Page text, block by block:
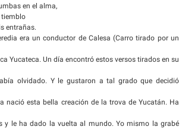
en el alma,
tiemblo
entrañas.
era un conductor de Calesa (Carro tirado por un
Yucateca. Un día encontró estos versos tirados en su
olvidado. Y le gustaron a tal grado que decidió
nació esta bella creación de la trova de Yucatán. Ha
y le ha dado la vuelta al mundo. Yo mismo la grabé